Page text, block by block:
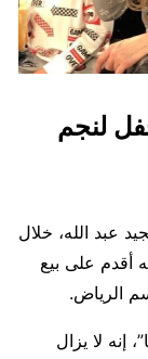
لنجم
عبد الله، خلال
أقدم على بيع
الرياض.
إنه لا يزال